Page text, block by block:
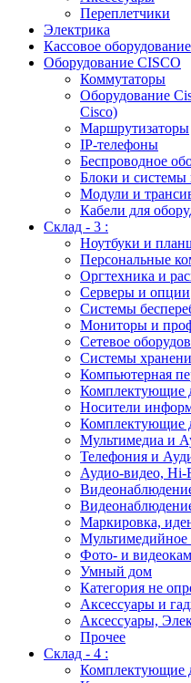
Переплетчики
Электрика
Кассовое оборудование
Оборудование CISCO
Коммутаторы
Оборудование
Cisco)
Маршрутизаторы
IP-телефоны
Беспроводное
Блоки и системы
Модули и
Кабели для
Склад - 3 :
Ноутбуки и
Персональные
Оргтехника и
Серверы и опции
Системы
Мониторы и
Сетевое
Системы
Компьютерная
Комплектующие
Носители
Комплектующие
Мультимедиа и
Телефония и
Аудио-видео, Hi-
Маркировка,
Мультимедийное
Фото- и
Умный дом
Категория не
Аксессуары и
Аксессуары,
Прочее
Склад - 4 :
Комплектующие